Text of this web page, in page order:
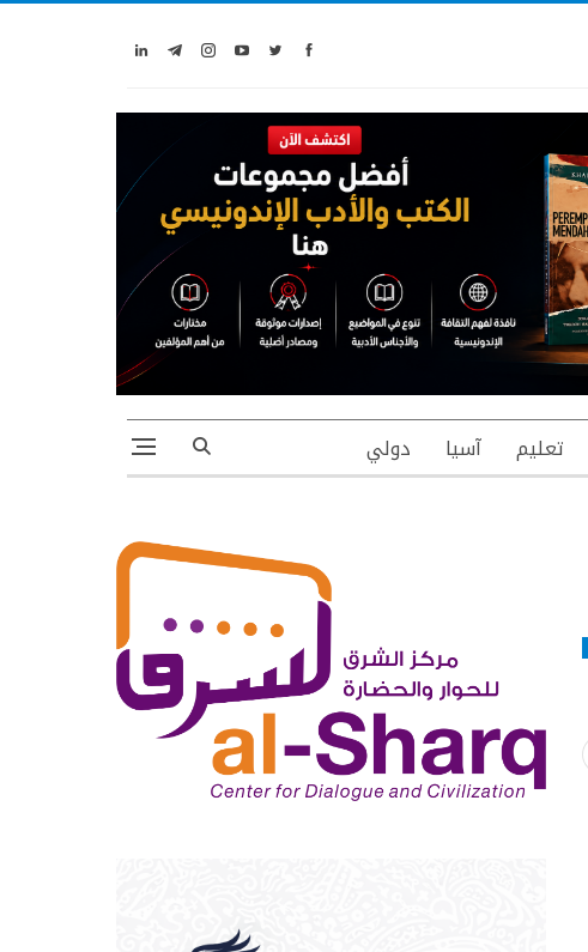
تعليم آسيا دولي